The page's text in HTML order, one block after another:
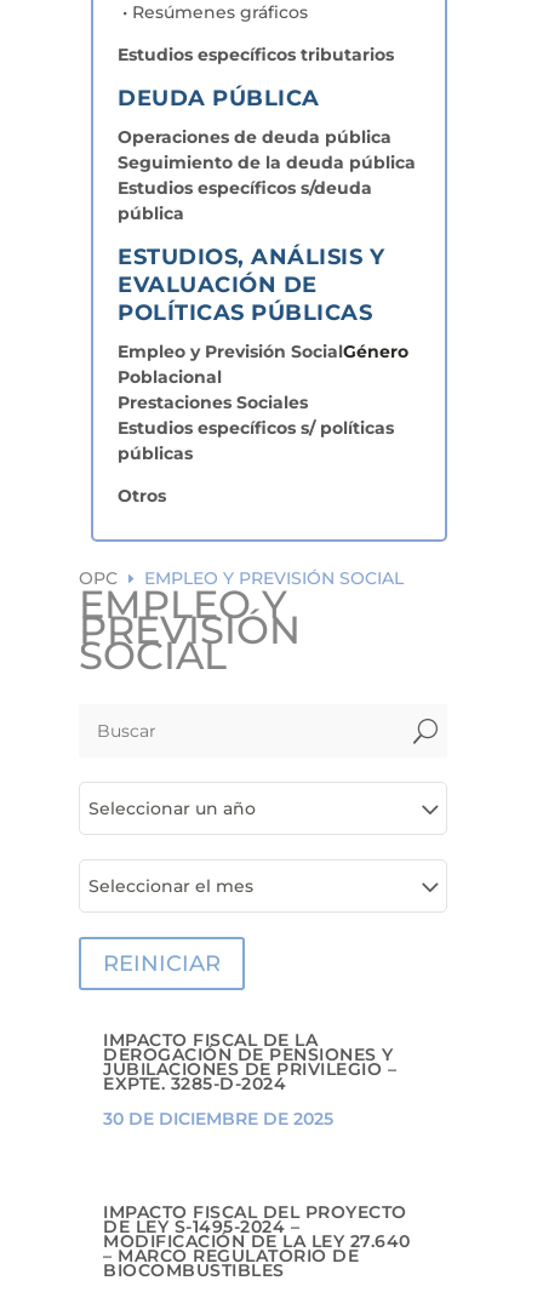
• Resúmenes gráficos
Estudios específicos tributarios
DEUDA PÚBLICA
Operaciones de deuda pública
Seguimiento de la deuda pública
Estudios específicos s/deuda
pública
ESTUDIOS, ANÁLISIS Y
EVALUACIÓN DE
POLÍTICAS PÚBLICAS
Empleo y Previsión SocialGénero
Poblacional
Prestaciones Sociales
Estudios específicos s/ políticas
públicas
Otros
OPC E EMPLEO Y PREVISIÓN SOCIAL
EMPLEO Y
PREVISIÓN
SOCIAL
U
Seleccionar un año
Seleccionar el mes
REINICIAR
IMPACTO FISCAL DE LA
DEROGACIÓN DE PENSIONES Y
JUBILACIONES DE PRIVILEGIO –
EXPTE. 3285-D-2024
30 DE DICIEMBRE DE 2025
IMPACTO FISCAL DEL PROYECTO
DE LEY S-1495-2024 –
MODIFICACIÓN DE LA LEY 27.640
– MARCO REGULATORIO DE
BIOCOMBUSTIBLES